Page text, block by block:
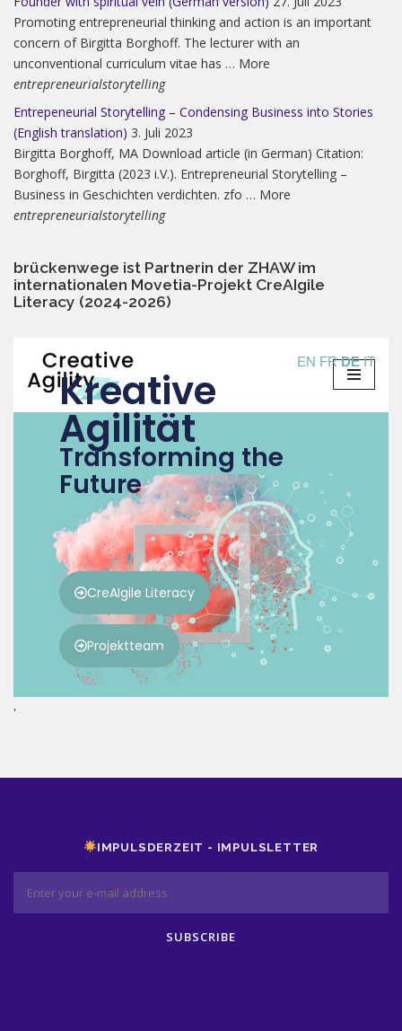
Promoting entrepreneurial thinking and action is an important
concern of Birgitta Borghoff. The lecturer with an
unconventional curriculum vitae has … More
entrepreneurialstorytelling
Entrepeneurial Storytelling – Condensing Business into Stories
(English translation) 3. Juli 2023
Birgitta Borghoff, MA Download article (in German) Citation:
Borghoff, Birgitta (2023 i.V.). Entrepreneurial Storytelling –
Business in Geschichten verdichten. zfo … More
entrepreneurialstorytelling
brückenwege ist Partnerin der ZHAW im
internationalen Movetia-Projekt CreAIgile
Literacy (2024-2026)
'
IMPULSDERZEIT - IMPULSLETTER